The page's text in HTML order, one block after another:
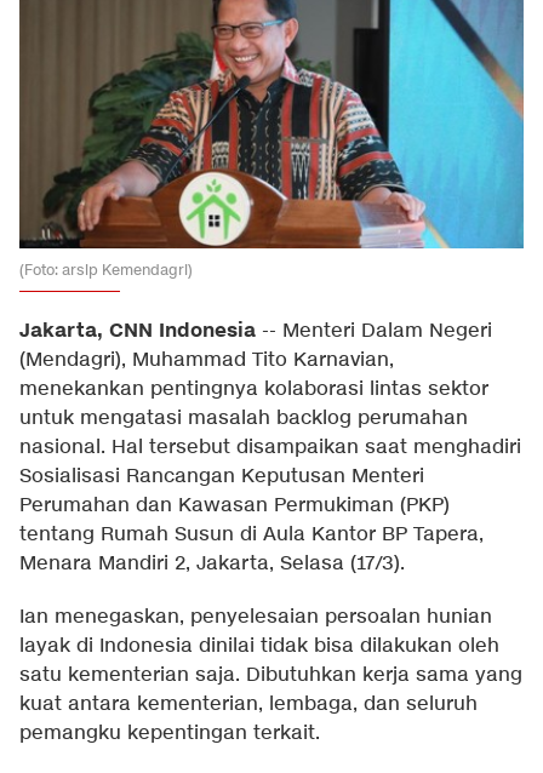
(Foto: arsip Kemendagri)
Jakarta, CNN Indonesia -- Menteri Dalam Negeri
(Mendagri), Muhammad Tito Karnavian,
menekankan pentingnya kolaborasi lintas sektor
untuk mengatasi masalah backlog perumahan
nasional. Hal tersebut disampaikan saat menghadiri
Sosialisasi Rancangan Keputusan Menteri
Perumahan dan Kawasan Permukiman (PKP)
tentang Rumah Susun di Aula Kantor BP Tapera,
Menara Mandiri 2, Jakarta, Selasa (17/3).
Ian menegaskan, penyelesaian persoalan hunian
layak di Indonesia dinilai tidak bisa dilakukan oleh
satu kementerian saja. Dibutuhkan kerja sama yang
kuat antara kementerian, lembaga, dan seluruh
pemangku kepentingan terkait.